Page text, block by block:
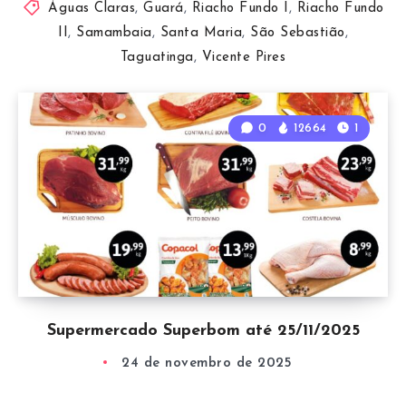
Águas Claras, Guará , Riacho Fundo I , Riacho Fundo
, Samambaia , Santa Maria, São Sebastião ,
Taguatinga , Vicente Pires
Supermercado Superbom até 25/11/2025
0 12664 1
24 de novembro de 2025